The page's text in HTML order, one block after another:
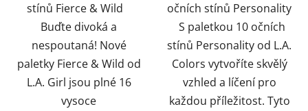
stínů Fierce & Wild
Buďte divoká a
nespoutaná! Nové
paletky Fierce & Wild od
L.A. Girl jsou plné 16
vysoce
očních stínů Personality
S paletkou 10 očních
stínů Personality od L.A.
Colors vytvoříte skvělý
vzhled a líčení pro
každou příležitost. Tyto